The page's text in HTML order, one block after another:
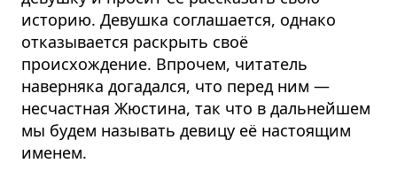
историю. Девушка соглашается, однако
отказывается раскрыть своё
происхождение. Впрочем, читатель
наверняка догадался, что перед ним —
несчастная Жюстина, так что в дальнейшем
мы будем называть девицу её настоящим
именем.